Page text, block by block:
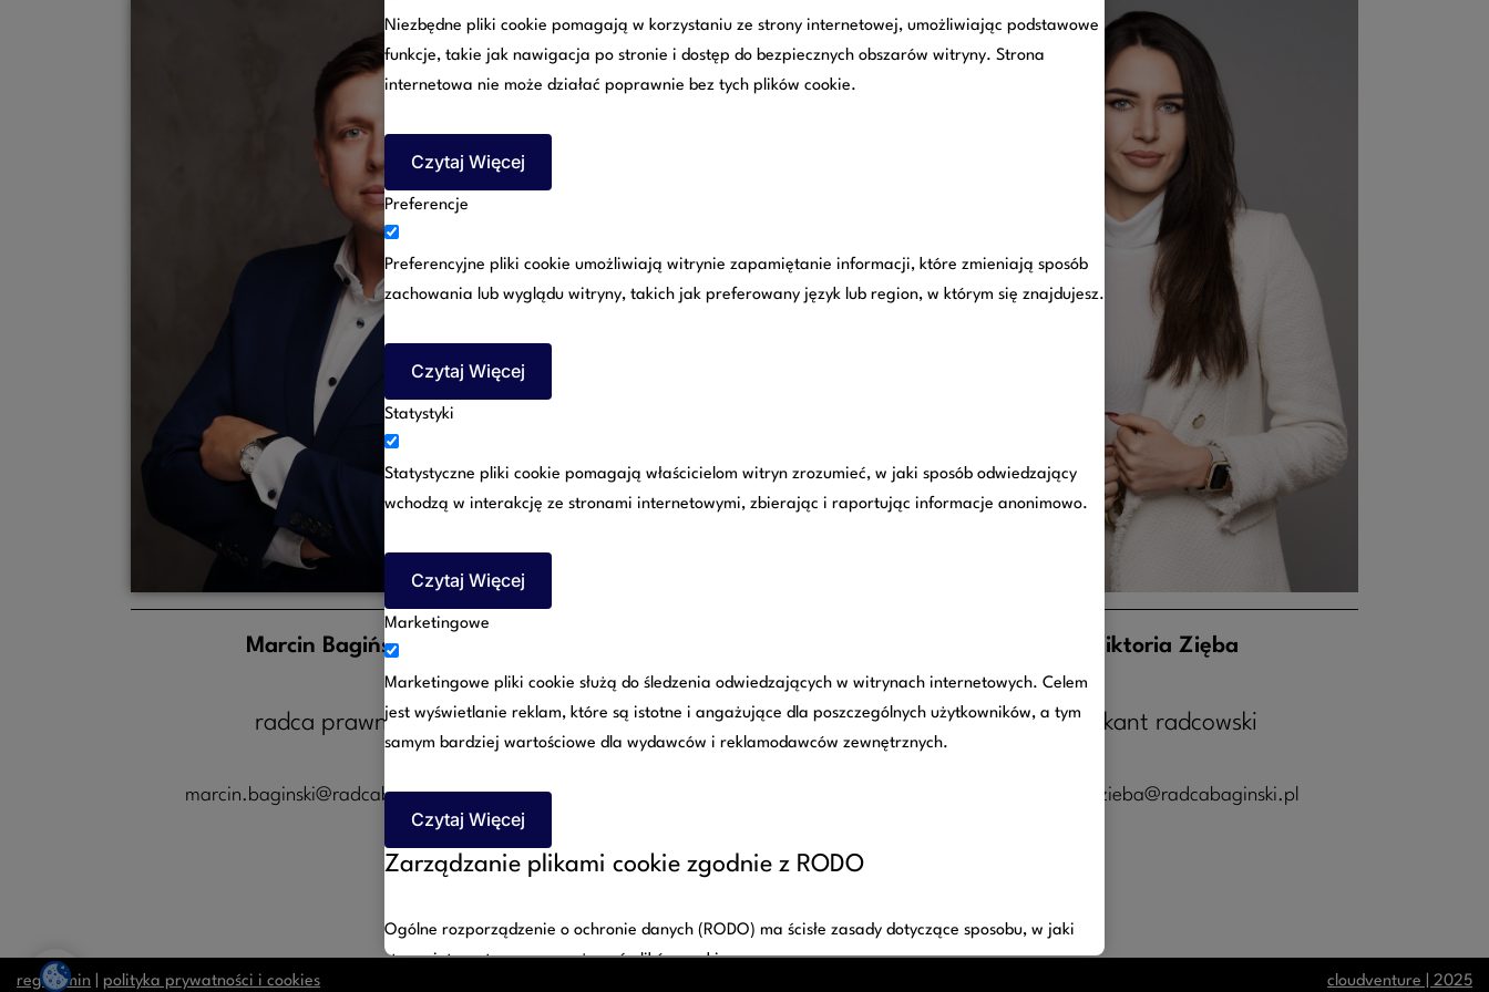
Marcin Bagiński
radca prawny
marcin.baginski@radcabaginski.pl
adwokat
Wiktoria Zięba
aplikant radcowski
wiktoria.zieba@radcabaginski.pl
regulamin polityka prywatności i cookies cloudventure | 2025
Niezbędne pliki cookie pomagają w korzystaniu ze strony internetowej, umożliwiając podstawowe
funkcje, takie jak nawigacja po stronie i dostęp do bezpiecznych obszarów witryny. Strona
internetowa nie może działać poprawnie bez tych plików cookie.
Czytaj Więcej
Preferencje
Preferencyjne pliki cookie umożliwiają witrynie zapamiętanie informacji, które zmieniają sposób
zachowania lub wyglądu witryny, takich jak preferowany język lub region, w którym się znajdujesz.
Czytaj Więcej
Statystyki
Statystyczne pliki cookie pomagają właścicielom witryn zrozumieć, w jaki sposób odwiedzający
wchodzą w interakcję ze stronami internetowymi, zbierając i raportując informacje anonimowo.
Czytaj Więcej
Marketingowe
Marketingowe pliki cookie służą do śledzenia odwiedzających w witrynach internetowych. Celem
jest wyświetlanie reklam, które są istotne i angażujące dla poszczególnych użytkowników, a tym
samym bardziej wartościowe dla wydawców i reklamodawców zewnętrznych.
Czytaj Więcej
Zarządzanie plikami cookie zgodnie z RODO
Ogólne rozporządzenie o ochronie danych (RODO) ma ścisłe zasady dotyczące sposobu, w jaki
strony internetowe mogą używać plików cookie: